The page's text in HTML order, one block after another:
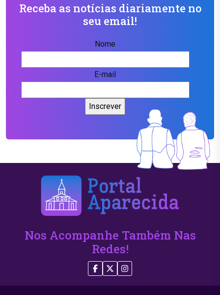
Receba as notícias diariamente no
seu email!
Nome
E-mail
Nos Acompanhe Também Nas
Redes!